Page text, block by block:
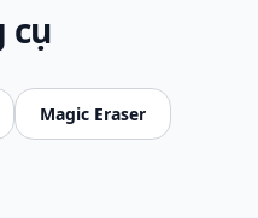
cụ
Magic Eraser